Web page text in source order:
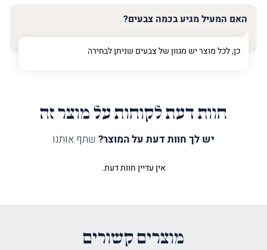
האם המעיל מגיע בכמה צבעים?
כן, לכל מוצר יש מגוון של צבעים שניתן לבחירה
חוות דעת לקוחות על מוצר זה
יש לך חוות דעת על המוצר? שתף אותנו
אין עדיין חוות דעת.
מוצרים קשורים